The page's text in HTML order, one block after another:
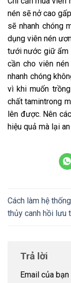
nén sẽ nở cao
sẽ nhanh chóng
dụng viên nén
tưới nước giữ ẩm
cần cho viên
nhanh chóng
vì khi muốn
chất tamintrong
lên được. Nên
hiệu quả mà lại
Cách làm hệ
thủy canh hồi lưu
Trả lời
Email của